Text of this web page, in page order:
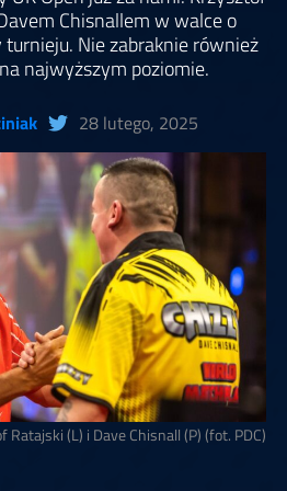
Chisnallem w walce o
Nie zabraknie również
najwyższym poziomie.
28 lutego, 2025
Ratajski (L) i Dave Chisnall (P) (fot. PDC)